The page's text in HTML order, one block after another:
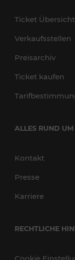
Ticket Übersicht
Verkaufsstellen
Preisarchiv
Ticket kaufen
ALLES RUND
Kontakt
Presse
Karriere
RECHTLICHE